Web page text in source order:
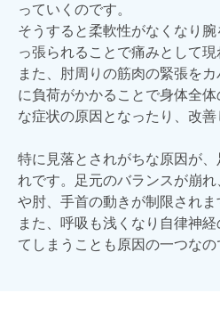
っていくのです。
そうすると柔軟性がなくなり腕
っ張られることで痛みとして現
また、肘周りの筋肉の緊張を
に負荷がかかることで身体全
な症状の原因となったり、改善
特に見落とされがちな原因が
れです。足元のバランスが崩
や肘、手首の動きが制限されま
また、呼吸も浅くなり自律神
てしまうことも原因の一つなの